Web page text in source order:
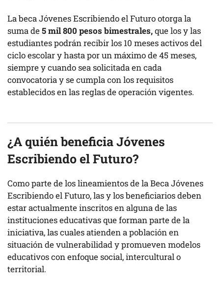
La beca Jóvenes Escribiendo el Futuro otorga la
suma de5 mil 800 pesos bimestrales,que los y las
estudiantes podrán recibir los 10 meses activos del
ciclo escolar y hasta por un máximo de 45 meses,
siempre y cuando sea solicitada en cada
convocatoria y se cumpla con los requisitos
establecidos en las reglas de operación vigentes.
¿A quién beneficia Jóvenes
Escribiendo el Futuro?
Como parte de los lineamientos de la Beca Jóvenes
Escribiendo el Futuro, las y los beneficiarios deben
estar actualmente inscritos en alguna de las
instituciones educativas que forman parte de la
iniciativa, las cuales atienden a población en
situación de vulnerabilidad y promueven modelos
educativos con enfoque social, intercultural o
territorial.